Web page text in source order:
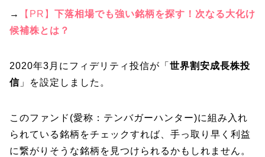
→ 【PR】 下落相場でも強い銘柄を探す！次なる大化け
候補株とは？
2020年3月にフィデリティ投信が「 世界割安成長株投
信 」を設定しました。
このファンド(愛称：テンバガーハンター)に組み入れ
られている銘柄をチェックすれば、手っ取り早く利益
に繋がりそうな銘柄を見つけられるかもしれません。